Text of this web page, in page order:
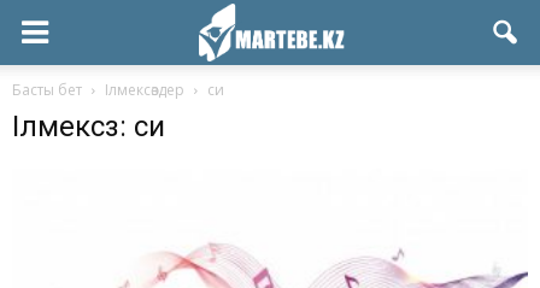
Басты бет Ілмексөздер си
Ілмексөз: си